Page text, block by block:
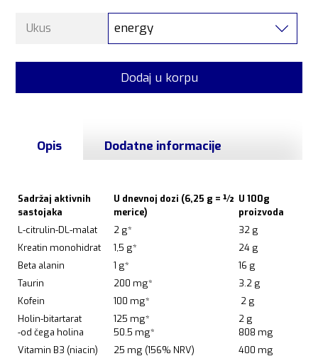
Ukus energy
Dodaj u korpu
Opis Dodatne informacije
Sadržaj aktivnih
sastojaka
U dnevnoj dozi (6,25 g = ½
merice)
U 100g
proizvoda
L-citrulin-DL-malat
2 g*
32 g
Kreatin monohidrat
1,5 g*
24 g
Beta alanin
1 g*
16 g
Taurin
200 mg*
3.2 g
Kofein
100 mg*
2 g
Holin-bitartarat
-od čega holina
125 mg*
50.5 mg*
2 g
808 mg
Vitamin B3 (niacin)
25 mg (156% NRV)
400 mg